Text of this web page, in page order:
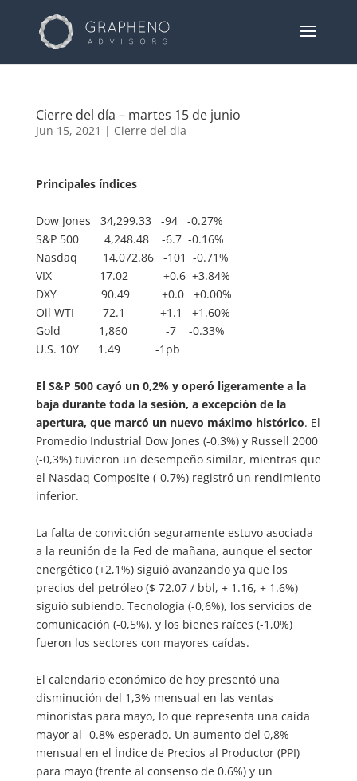
Cierre del día – martes 15 de junio
Jun 15, 2021 | Cierre del dia
Principales índices
Dow Jones 34,299.33 -94 -0.27%
S&P 500 4,248.48 -6.7 -0.16%
Nasdaq 14,072.86 -101 -0.71%
VIX 17.02 +0.6 +3.84%
DXY 90.49 +0.0 +0.00%
Oil WTI 72.1 +1.1 +1.60%
Gold 1,860 -7 -0.33%
U.S. 10Y 1.49 -1pb
El S&P 500 cayó un 0,2% y operó ligeramente a la
baja durante toda la sesión, a excepción de la
apertura, que marcó un nuevo máximo histórico. El
Promedio Industrial Dow Jones (-0.3%) y Russell 2000
(-0,3%) tuvieron un desempeño similar, mientras que
el Nasdaq Composite (-0.7%) registró un rendimiento
inferior.
La falta de convicción seguramente estuvo asociada
a la reunión de la Fed de mañana, aunque el sector
energético (+2,1%) siguió avanzando ya que los
precios del petróleo ($ 72.07 / bbl, + 1.16, + 1.6%)
siguió subiendo. Tecnología (-0,6%), los servicios de
comunicación (-0,5%), y los bienes raíces (-1,0%)
fueron los sectores con mayores caídas.
El calendario económico de hoy presentó una
disminución del 1,3% mensual en las ventas
minoristas para mayo, lo que representa una caída
mayor al -0.8% esperado. Un aumento del 0,8%
mensual en el Índice de Precios al Productor (PPI)
para mayo (frente al consenso de 0.6%) y un